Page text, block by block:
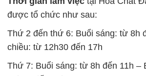
Thứ 7: Buổi sáng: từ 8h đến 11h –
12h30 đến 16h
Chủ nhật: Nghỉ chủ nhật hàng tuần
thủ giờ làm việc để đảm bảo sự hỗ